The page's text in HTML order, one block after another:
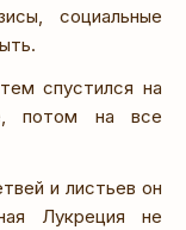
социальные
спустился на
потом на все
и листьев он
Лукреция не